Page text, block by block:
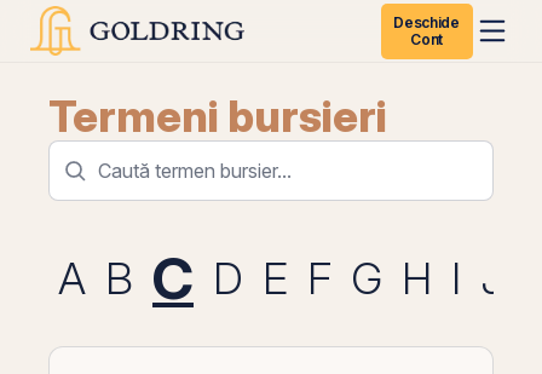
Deschide
Cont
Termeni bursieri
A B C D E F G H I J